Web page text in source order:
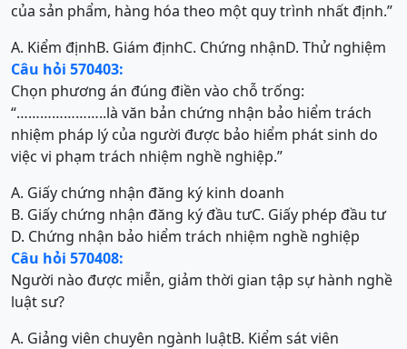
của sản phẩm, hàng hóa theo một quy trình nhất định.”
A. Kiểm địnhB. Giám địnhC. Chứng nhậnD. Thử nghiệm
Câu hỏi 570403:
Chọn phương án đúng điền vào chỗ trống:
“…………………..là văn bản chứng nhận bảo hiểm trách
nhiệm pháp lý của người được bảo hiểm phát sinh do
việc vi phạm trách nhiệm nghề nghiệp.”
A. Giấy chứng nhận đăng ký kinh doanh
B. Giấy chứng nhận đăng ký đầu tưC. Giấy phép đầu tư
D. Chứng nhận bảo hiểm trách nhiệm nghề nghiệp
Câu hỏi 570408:
Người nào được miễn, giảm thời gian tập sự hành nghề
luật sư?
A. Giảng viên chuyên ngành luậtB. Kiểm sát viên